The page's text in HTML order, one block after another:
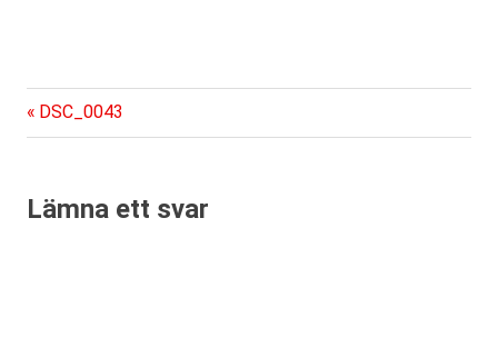
Inläggsnavigering
Föregående
inlägg:
DSC_0043
Lämna ett svar